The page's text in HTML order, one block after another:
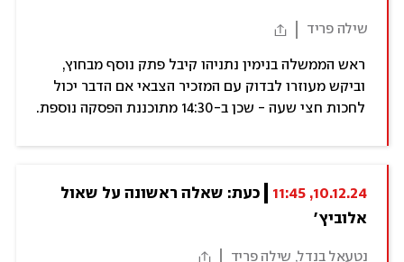
שילה פריד
ראש הממשלה בנימין נתניהו קיבל פתק נוסף מבחוץ,
וביקש מעוזרו לבדוק עם המזכיר הצבאי אם הדבר יכול
לחכות חצי שעה - שכן ב-14:30 מתוכננת הפסקה נוספת.
10.12.24, 11:45
אלוביץ'
נטעאל בנדל, שילה פריד